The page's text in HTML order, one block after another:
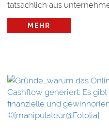
tatsächlich aus
MEHR